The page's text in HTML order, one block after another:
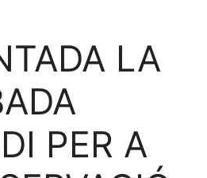
LA
PER A